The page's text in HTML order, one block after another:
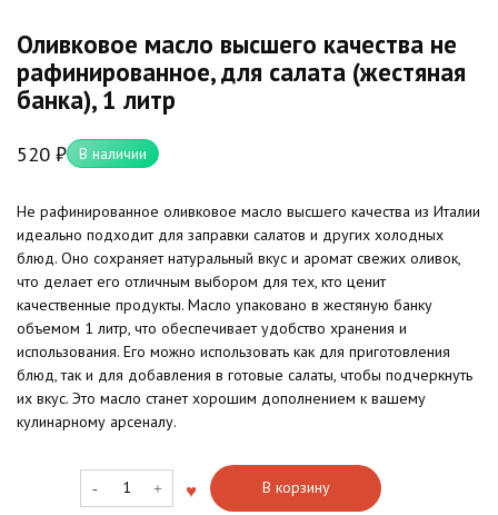
Оливковое масло высшего качества не
рафинированное, для салата (жестяная
банка), 1 литр
520 ₽ В наличии
Не рафинированное оливковое масло высшего качества из Италии
идеально подходит для заправки салатов и других холодных
блюд. Оно сохраняет натуральный вкус и аромат свежих оливок,
что делает его отличным выбором для тех, кто ценит
качественные продукты. Масло упаковано в жестяную банку
объемом 1 литр, что обеспечивает удобство хранения и
использования. Его можно использовать как для приготовления
блюд, так и для добавления в готовые салаты, чтобы подчеркнуть
их вкус. Это масло станет хорошим дополнением к вашему
кулинарному арсеналу.
Количество
товара
В корзину